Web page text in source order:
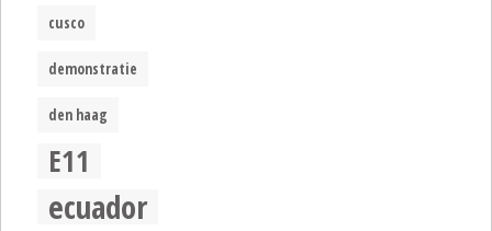
cusco
demonstratie
den haag
E11
ecuador